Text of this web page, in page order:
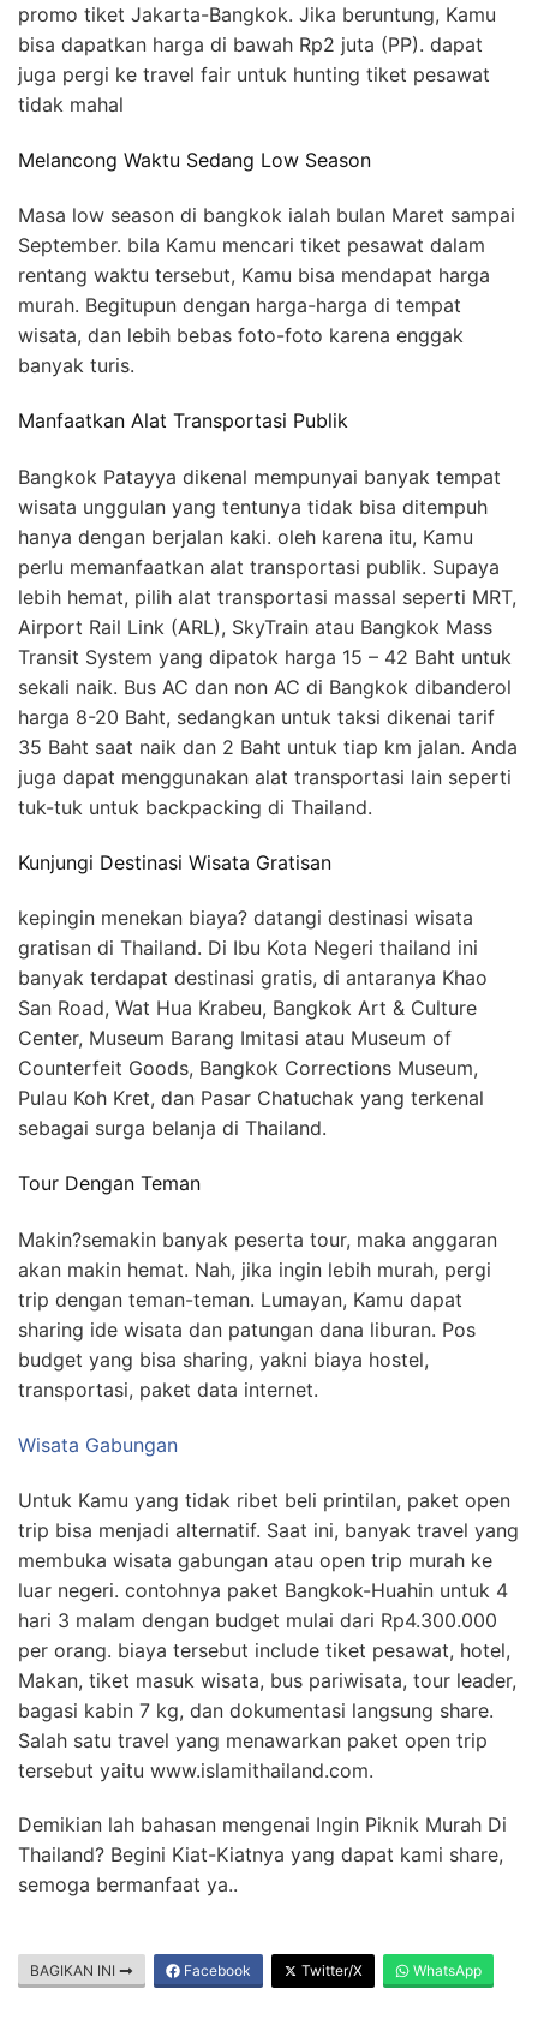
promo tiket Jakarta-Bangkok. Jika beruntung, Kamu
bisa dapatkan harga di bawah Rp2 juta (PP). dapat
juga pergi ke travel fair untuk hunting tiket pesawat
tidak mahal
Melancong Waktu Sedang Low Season
Masa low season di bangkok ialah bulan Maret sampai
September. bila Kamu mencari tiket pesawat dalam
rentang waktu tersebut, Kamu bisa mendapat harga
murah. Begitupun dengan harga-harga di tempat
wisata, dan lebih bebas foto-foto karena enggak
banyak turis.
Manfaatkan Alat Transportasi Publik
Bangkok Patayya dikenal mempunyai banyak tempat
wisata unggulan yang tentunya tidak bisa ditempuh
hanya dengan berjalan kaki. oleh karena itu, Kamu
perlu memanfaatkan alat transportasi publik. Supaya
lebih hemat, pilih alat transportasi massal seperti MRT,
Airport Rail Link (ARL), SkyTrain atau Bangkok Mass
Transit System yang dipatok harga 15 – 42 Baht untuk
sekali naik. Bus AC dan non AC di Bangkok dibanderol
harga 8-20 Baht, sedangkan untuk taksi dikenai tarif
35 Baht saat naik dan 2 Baht untuk tiap km jalan. Anda
juga dapat menggunakan alat transportasi lain seperti
tuk-tuk untuk backpacking di Thailand.
Kunjungi Destinasi Wisata Gratisan
kepingin menekan biaya? datangi destinasi wisata
gratisan di Thailand. Di Ibu Kota Negeri thailand ini
banyak terdapat destinasi gratis, di antaranya Khao
San Road, Wat Hua Krabeu, Bangkok Art & Culture
Center, Museum Barang Imitasi atau Museum of
Counterfeit Goods, Bangkok Corrections Museum,
Pulau Koh Kret, dan Pasar Chatuchak yang terkenal
sebagai surga belanja di Thailand.
Tour Dengan Teman
Makin?semakin banyak peserta tour, maka anggaran
akan makin hemat. Nah, jika ingin lebih murah, pergi
trip dengan teman-teman. Lumayan, Kamu dapat
sharing ide wisata dan patungan dana liburan. Pos
budget yang bisa sharing, yakni biaya hostel,
transportasi, paket data internet.
Wisata Gabungan
Untuk Kamu yang tidak ribet beli printilan, paket open
trip bisa menjadi alternatif. Saat ini, banyak travel yang
membuka wisata gabungan atau open trip murah ke
luar negeri. contohnya paket Bangkok-Huahin untuk 4
hari 3 malam dengan budget mulai dari Rp4.300.000
per orang. biaya tersebut include tiket pesawat, hotel,
Makan, tiket masuk wisata, bus pariwisata, tour leader,
bagasi kabin 7 kg, dan dokumentasi langsung share.
Salah satu travel yang menawarkan paket open trip
tersebut yaitu www.islamithailand.com.
Demikian lah bahasan mengenai Ingin Piknik Murah Di
Thailand? Begini Kiat-Kiatnya yang dapat kami share,
semoga bermanfaat ya..
BAGIKAN INI Facebook Twitter/X WhatsApp